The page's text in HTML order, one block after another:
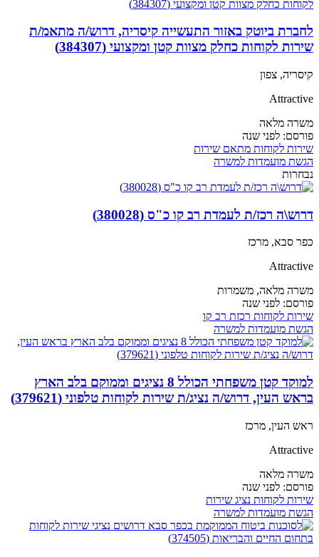
לחברת ביוטק באזור התעשייה קיסריה, דרוש/ה מתאמ/ת
שירות לקוחות כחלק מצוות קטן ומקצועי (384307)
קיסריה, צפון
Attractive
משרה מלאה
פורסם: לפני שנה
שירות לקוחות מתאם שירות
הגשת מועמדות למשרה
נבחרות
דרוש\ה רכז/ת לעמדת רב קו כ"ס (380028)
כפר סבא, מרכז
Attractive
משרה מלאה, משמרות
פורסם: לפני שנה
שירות לקוחות רכזת רב קו
הגשת מועמדות למשרה
למוקד קטן משפחתי הכולל 8 נציגים וממוקם בלב הארץ
בראש העין, דרוש/ה נציג/ת שירות לקוחות טלפוני (379621)
ראש העין, מרכז
Attractive
משרה מלאה
פורסם: לפני שנה
שירות לקוחות נציג שירות
הגשת מועמדות למשרה